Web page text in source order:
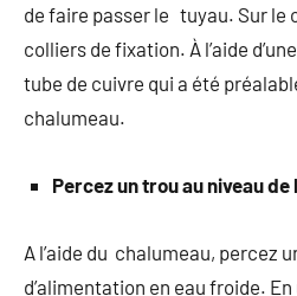
de faire passer le tuyau. Sur le
colliers de fixation. À l’aide
tube de cuivre qui a été
chalumeau.
Percez un trou au niveau de
A l’aide du chalumeau, percez
d’alimentation en eau froide.